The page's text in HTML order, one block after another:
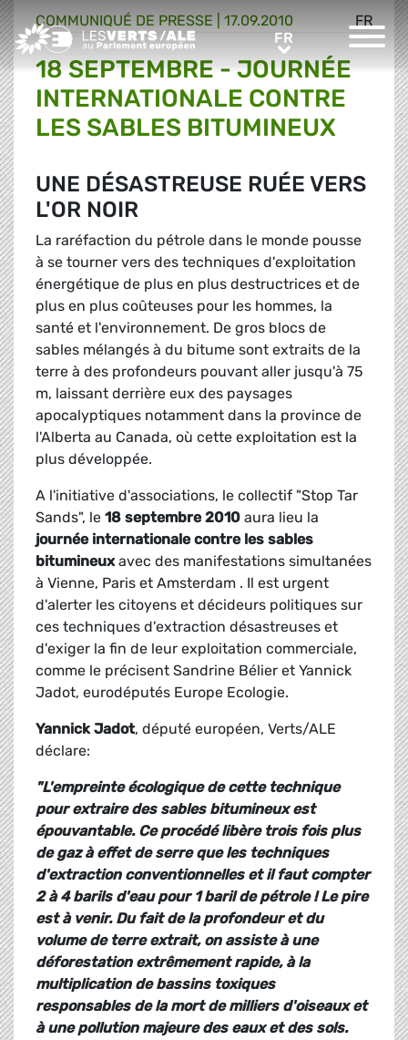
Greens/EFA Home FRFR
FR
COMMUNIQUÉ DE PRESSE 17.09.2010
18 SEPTEMBRE - JOURNÉE
INTERNATIONALE CONTRE
LES SABLES BITUMINEUX
UNE DÉSASTREUSE RUÉE VERS
L'OR NOIR
La raréfaction du pétrole dans le monde pousse
à se tourner vers des techniques d'exploitation
énergétique de plus en plus destructrices et de
plus en plus coûteuses pour les hommes, la
santé et l'environnement. De gros blocs de
sables mélangés à du bitume sont extraits de la
terre à des profondeurs pouvant aller jusqu'à 75
m, laissant derrière eux des paysages
apocalyptiques notamment dans la province de
l'Alberta au Canada, où cette exploitation est la
plus développée.
A l'initiative d'associations, le collectif "Stop Tar
Sands", le 18 septembre 2010 aura lieu la
journée internationale contre les sables
bitumineuxavec des manifestations simultanées
à Vienne, Paris et Amsterdam . Il est urgent
d'alerter les citoyens et décideurs politiques sur
ces techniques d'extraction désastreuses et
d'exiger la fin de leur exploitation commerciale,
comme le précisent Sandrine Bélier et Yannick
Jadot, eurodéputés Europe Ecologie.
Yannick Jadot, député européen, Verts/ALE
déclare:
"L'empreinte écologique de cette technique
pour extraire des sables bitumineux est
épouvantable. Ce procédé libère trois fois plus
de gaz à effet de serre que les techniques
d'extraction conventionnelles et il faut compter
2 à 4 barils d'eau pour 1 baril de pétrole ! Le pire
est à venir. Du fait de la profondeur et du
volume de terre extrait, on assiste à une
déforestation extrêmement rapide, à la
multiplication de bassins toxiques
responsables de la mort de milliers d'oiseaux et
à une pollution majeure des eaux et des sols.